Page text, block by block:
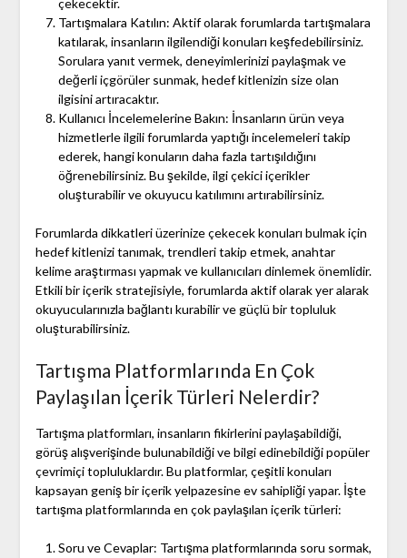
çekecektir.
Tartışmalara Katılın: Aktif olarak forumlarda tartışmalara
katılarak, insanların ilgilendiği konuları keşfedebilirsiniz.
Sorulara yanıt vermek, deneyimlerinizi paylaşmak ve
değerli içgörüler sunmak, hedef kitlenizin size olan
ilgisini artıracaktır.
Kullanıcı İncelemelerine Bakın: İnsanların ürün veya
hizmetlerle ilgili forumlarda yaptığı incelemeleri takip
ederek, hangi konuların daha fazla tartışıldığını
öğrenebilirsiniz. Bu şekilde, ilgi çekici içerikler
oluşturabilir ve okuyucu katılımını artırabilirsiniz.
Forumlarda dikkatleri üzerinize çekecek konuları bulmak için
hedef kitlenizi tanımak, trendleri takip etmek, anahtar
kelime araştırması yapmak ve kullanıcıları dinlemek önemlidir.
Etkili bir içerik stratejisiyle, forumlarda aktif olarak yer alarak
okuyucularınızla bağlantı kurabilir ve güçlü bir topluluk
oluşturabilirsiniz.
Tartışma Platformlarında En Çok
Paylaşılan İçerik Türleri Nelerdir?
Tartışma platformları, insanların fikirlerini paylaşabildiği,
görüş alışverişinde bulunabildiği ve bilgi edinebildiği popüler
çevrimiçi topluluklardır. Bu platformlar, çeşitli konuları
kapsayan geniş bir içerik yelpazesine ev sahipliği yapar. İşte
tartışma platformlarında en çok paylaşılan içerik türleri:
Soru ve Cevaplar: Tartışma platformlarında soru sormak,